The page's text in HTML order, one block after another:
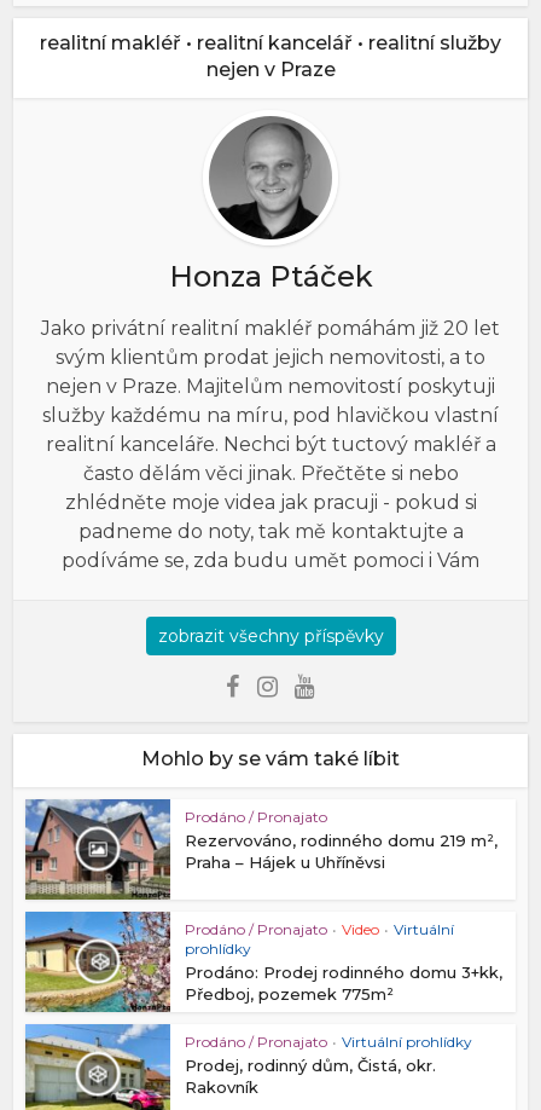
realitní makléř • realitní kancelář • realitní služby
nejen v Praze
Honza Ptáček
Jako privátní realitní makléř pomáhám již 20 let
svým klientům prodat jejich nemovitosti, a to
nejen v Praze. Majitelům nemovitostí poskytuji
služby každému na míru, pod hlavičkou vlastní
realitní kanceláře. Nechci být tuctový makléř a
často dělám věci jinak. Přečtěte si nebo
zhlédněte moje videa jak pracuji - pokud si
padneme do noty, tak mě kontaktujte a
podíváme se, zda budu umět pomoci i Vám
zobrazit všechny příspěvky
Mohlo by se vám také líbit
Prodáno / Pronajato
Rezervováno, rodinného domu 219 m²,
Praha – Hájek u Uhříněvsi
Prodáno / Pronajato • Video • Virtuální
prohlídky
Prodáno: Prodej rodinného domu 3+kk,
Předboj, pozemek 775m²
Prodáno / Pronajato • Virtuální prohlídky
Prodej, rodinný dům, Čistá, okr.
Rakovník